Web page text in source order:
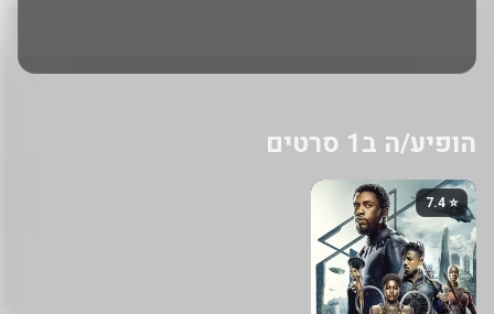
הופיע/ה ב1 סרטים
⭐ 7.4